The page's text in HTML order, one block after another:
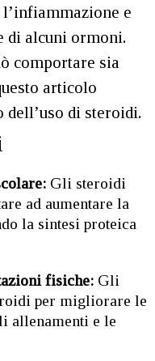
e
di alcuni ormoni.
comportare sia
articolo
di steroidi.
Gli steroidi
ad aumentare la
la sintesi proteica
fisiche: Gli
per migliorare le
allenamenti e le